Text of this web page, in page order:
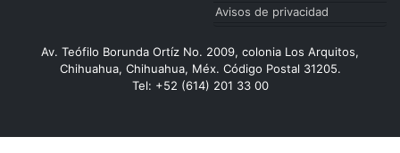
Avisos de privacidad
Av. Teófilo Borunda Ortíz No. 2009, colonia Los Arquitos,
Chihuahua, Chihuahua, Méx. Código Postal 31205.
Tel: +52 (614) 201 33 00